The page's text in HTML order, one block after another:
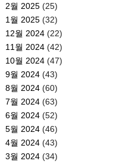
2월 2025(25)
1월 2025(32)
12월 2024(22)
11월 2024(42)
10월 2024(47)
9월 2024(43)
8월 2024(60)
7월 2024(63)
6월 2024(52)
5월 2024(46)
4월 2024(43)
3월 2024(34)